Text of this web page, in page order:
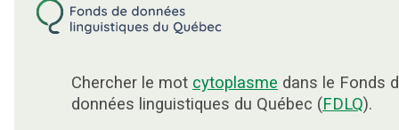
Chercher le mot cytoplasme dans le Fonds
données linguistiques du Québec (FDLQ).